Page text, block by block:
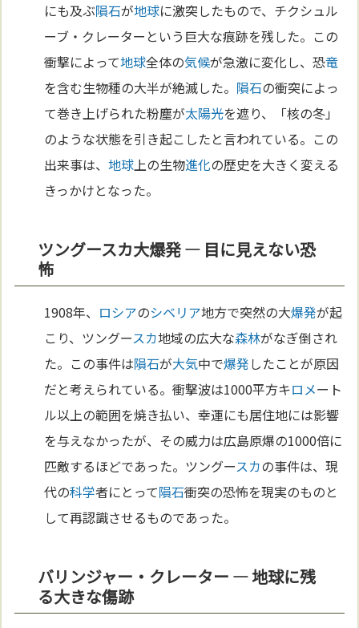
にも及ぶ隕石が地球に激突したもので、チクシュル
ーブ・クレーターという巨大な痕跡を残した。この
衝撃によって地球全体の気候が急激に変化し、恐竜
を含む生物種の大半が絶滅した。 隕石の衝突によっ
て巻き上げられた粉塵が太陽光を遮り、「核の冬」
のような状態を引き起こしたと言われている。この
出来事は、地球上の生物進化の歴史を大きく変える
きっかけとなった。
ツングースカ大爆発 — 目に見えない恐
怖
1908年、 ロシアのシベリア地方で突然の大爆発が起
こり、ツングースカ地域の広大な森林がなぎ倒され
た。この事件は隕石が大気中で爆発したことが原因
だと考えられている。衝撃波は1000平方キロメート
ル以上の範囲を焼き払い、幸運にも居住地には影響
を与えなかったが、その威力は広島原爆の1000倍に
匹敵するほどであった。ツングースカの事件は、現
代の科学者にとって隕石衝突の恐怖を現実のものと
して再認識させるものであった。
バリンジャー・クレーター — 地球に残
る大きな傷跡